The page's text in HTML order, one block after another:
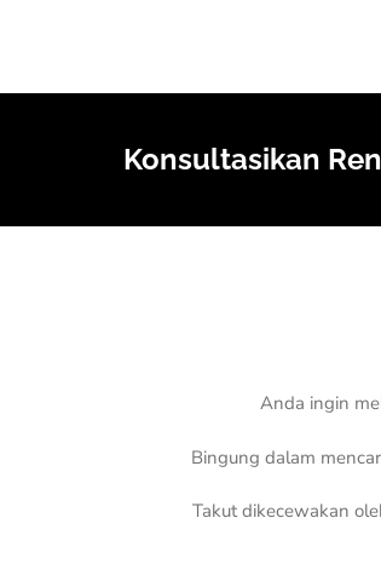
Konsultasikan
Anda ingin
Bingung dalam
Takut dikecewakan